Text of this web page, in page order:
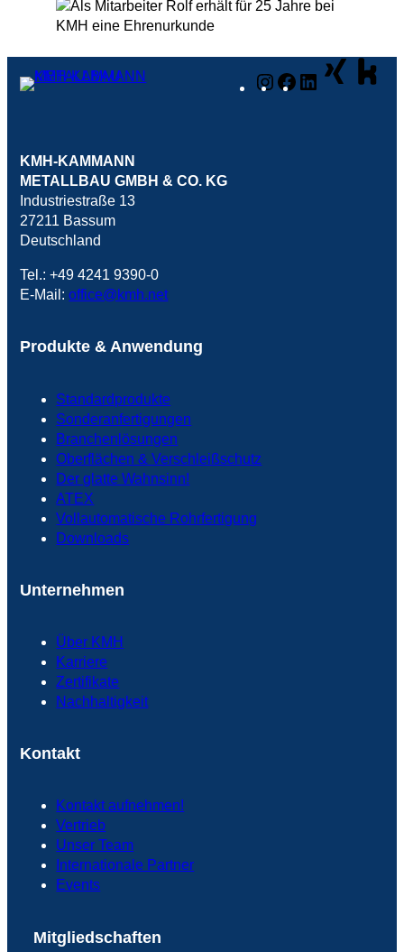
Instagram
Facebook
LinkedIn
KMH-KAMMANN
METALLBAU GMBH & CO. KG
Industriestraße 13
27211 Bassum
Deutschland
Tel.: +49 4241 9390-0
E-Mail:office@kmh.net
Produkte & Anwendung
Standardprodukte
Sonderanfertigungen
Branchenlösungen
Oberflächen & Verschleißschutz
Der glatte Wahnsinn!
ATEX
Vollautomatische Rohrfertigung
Downloads
Unternehmen
Über KMH
Karriere
Zertifikate
Nachhaltigkeit
Kontakt
Kontakt aufnehmen!
Vertrieb
Unser Team
Internationale Partner
Events
Mitgliedschaften